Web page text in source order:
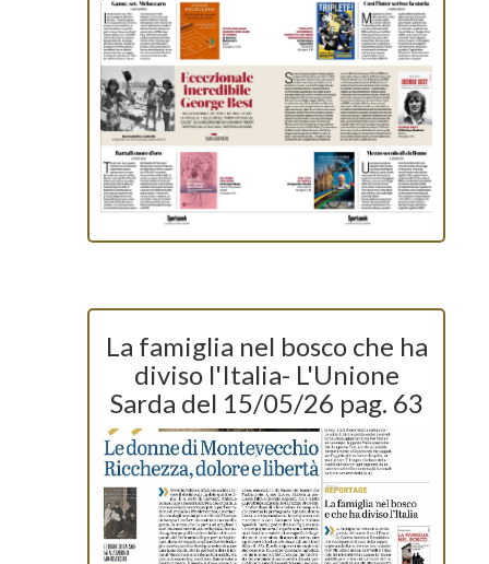
La famiglia nel bosco che ha
diviso l'Italia- L'Unione
Sarda del 15/05/26 pag. 63